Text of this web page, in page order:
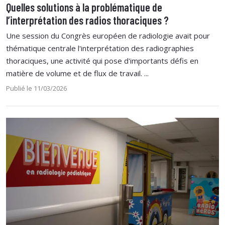
Quelles solutions à la problématique de
l’interprétation des radios thoraciques ?
Une session du Congrès européen de radiologie avait pour
thématique centrale l'interprétation des radiographies
thoraciques, une activité qui pose d'importants défis en
matière de volume et de flux de travail. ...
Publié le 11/03/2026